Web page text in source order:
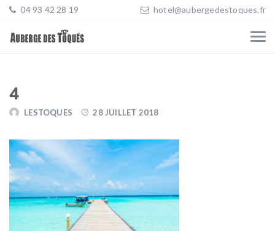
04 93 42 28 19 hotel@aubergedestoques.fr
4
LESTOQUES 28 JUILLET 2018